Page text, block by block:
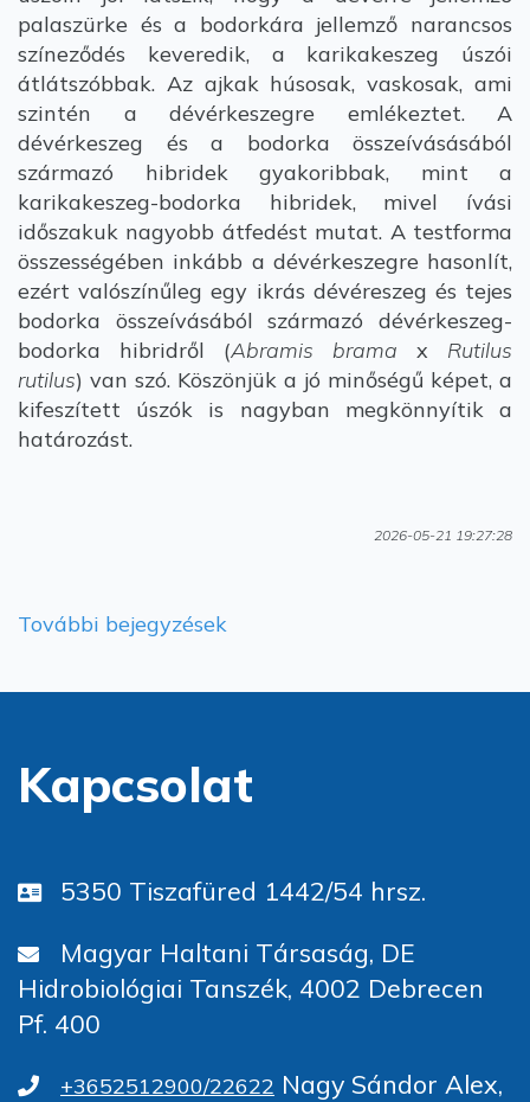
palaszürke és a bodorkára jellemző narancsos
színeződés keveredik, a karikakeszeg úszói
átlátszóbbak. Az ajkak húsosak, vaskosak, ami
szintén a dévérkeszegre emlékeztet. A
dévérkeszeg és a bodorka összeívásásából
származó hibridek gyakoribbak, mint a
karikakeszeg-bodorka hibridek, mivel ívási
időszakuk nagyobb átfedést mutat. A testforma
összességében inkább a dévérkeszegre hasonlít,
ezért valószínűleg egy ikrás dévéreszeg és tejes
bodorka összeívásából származó dévérkeszeg-
bodorka hibridről (Abramis brama x Rutilus
rutilus) van szó. Köszönjük a jó minőségű képet, a
kifeszített úszók is nagyban megkönnyítik a
határozást.
2026-05-21 19:27:28
További bejegyzések
Kapcsolat
5350 Tiszafüred 1442/54 hrsz.
Magyar Haltani Társaság, DE
Hidrobiológiai Tanszék, 4002 Debrecen
Pf. 400
+3652512900/22622 Nagy Sándor Alex,